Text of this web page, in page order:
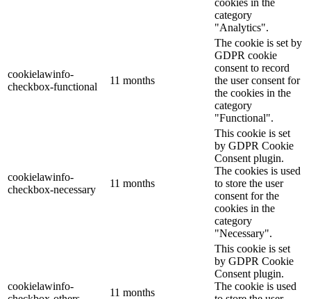
category
"Analytics".
cookielawinfo-
checkbox-functional
11 months
The cookie is set by
GDPR cookie
consent to record
the user consent for
the cookies in the
category
"Functional".
cookielawinfo-
checkbox-necessary
11 months
This cookie is set
by GDPR Cookie
Consent plugin.
The cookies is used
to store the user
consent for the
cookies in the
category
"Necessary".
cookielawinfo-
11 months
This cookie is set
by GDPR Cookie
Consent plugin.
The cookie is used